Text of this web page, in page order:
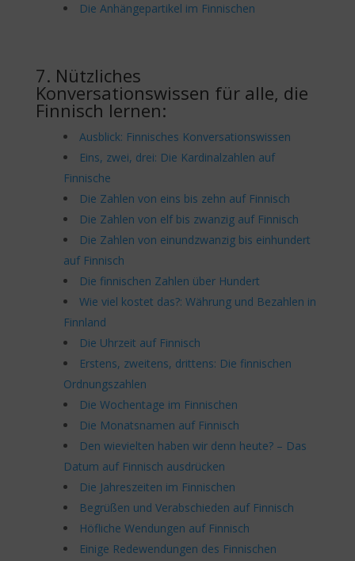
Die Anhängepartikel im Finnischen
7. Nützliches
Konversationswissen für alle, die
Finnisch lernen:
Ausblick: Finnisches Konversationswissen
Eins, zwei, drei: Die Kardinalzahlen auf
Finnische
Die Zahlen von eins bis zehn auf Finnisch
Die Zahlen von elf bis zwanzig auf Finnisch
Die Zahlen von einundzwanzig bis einhundert
auf Finnisch
Die finnischen Zahlen über Hundert
Wie viel kostet das?: Währung und Bezahlen in
Finnland
Die Uhrzeit auf Finnisch
Erstens, zweitens, drittens: Die finnischen
Ordnungszahlen
Die Wochentage im Finnischen
Die Monatsnamen auf Finnisch
Den wievielten haben wir denn heute? – Das
Datum auf Finnisch ausdrücken
Die Jahreszeiten im Finnischen
Begrüßen und Verabschieden auf Finnisch
Höfliche Wendungen auf Finnisch
Einige Redewendungen des Finnischen